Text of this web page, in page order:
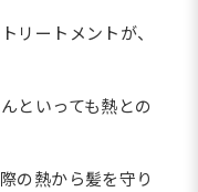
リートメントが、
といっても熱との
の熱から髪を守り